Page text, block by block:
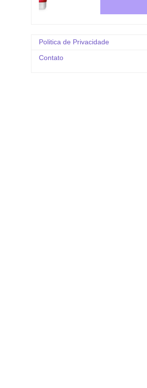
Politica de Privacidade
Contato